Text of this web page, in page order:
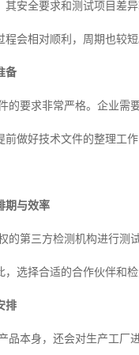
其安全要求和测试项目差
程会相对顺利，周期也较
备
的要求非常严格。企业需
前做好技术文件的整理工
期与效率
的第三方检测机构进行测
，选择合适的合作伙伴和
排
品本身，还会对生产工厂